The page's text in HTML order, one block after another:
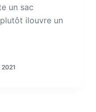
un sac
ilouvre un
2021